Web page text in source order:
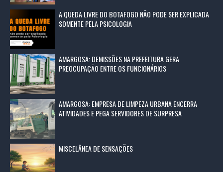
A QUEDA LIVRE DO BOTAFOGO NÃO PODE SER EXPLICADA
SOMENTE PELA PSICOLOGIA
AMARGOSA: DEMISSÕES NA PREFEITURA GERA
PREOCUPAÇÃO ENTRE OS FUNCIONÁRIOS
AMARGOSA: EMPRESA DE LIMPEZA URBANA ENCERRA
ATIVIDADES E PEGA SERVIDORES DE SURPRESA
MISCELÂNEA DE SENSAÇÕES